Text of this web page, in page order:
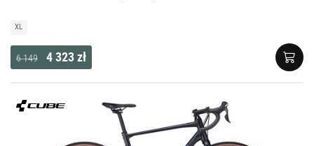
XL
6 149 4 323 zł